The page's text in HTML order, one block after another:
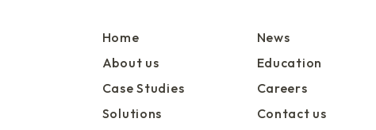
Home
About us
Case Studies
Solutions
News
Education
Careers
Contact us